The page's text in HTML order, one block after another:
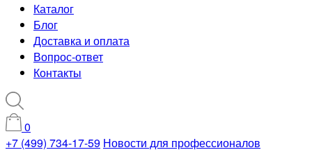
Каталог
Блог
Доставка и оплата
Вопрос-ответ
Контакты
0
+7 (499) 734-17-59 Новости для профессионалов